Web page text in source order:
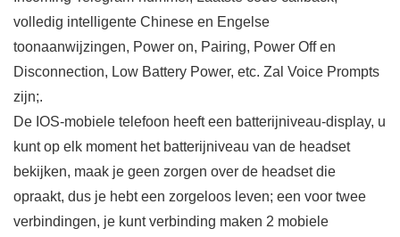
volledig intelligente Chinese en Engelse
toonaanwijzingen, Power on, Pairing, Power Off en
Disconnection, Low Battery Power, etc. Zal Voice Prompts
zijn;.
De IOS-mobiele telefoon heeft een batterijniveau-display, u
kunt op elk moment het batterijniveau van de headset
bekijken, maak je geen zorgen over de headset die
opraakt, dus je hebt een zorgeloos leven; een voor twee
verbindingen, je kunt verbinding maken 2 mobiele